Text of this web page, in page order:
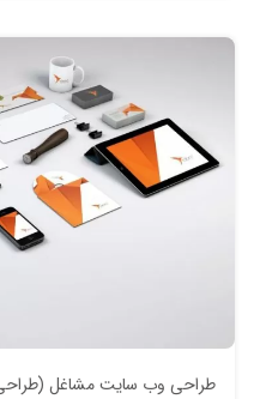
طراحی وب سایت مشاغل